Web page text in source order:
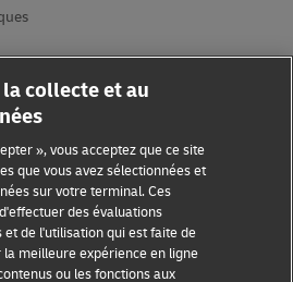
collecte et au
», vous acceptez que ce site
que vous avez sélectionnées et
sur votre terminal. Ces
des évaluations
et de l'utilisation qui est faite de
meilleure expérience en ligne
ou les fonctions aux